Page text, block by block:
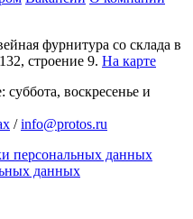
фурнитура со склада в
строение 9. На карте
воскресенье и
/info@protos.ru
персональных данных
данных